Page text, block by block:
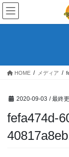
コ
ン
テ
ス
ナ
ビ
ゲ
ン
HOME メディア
2020-09-03 / 最終
fefa474d-